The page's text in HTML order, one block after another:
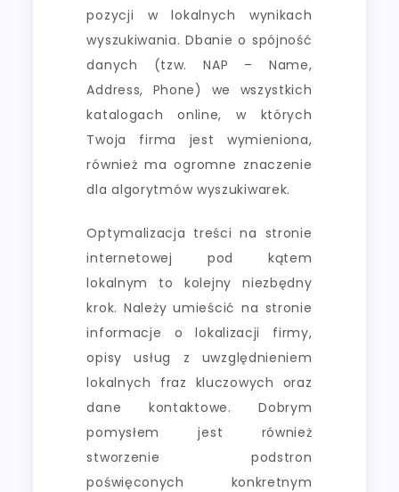
pozycji w lokalnych wynikach
wyszukiwania. Dbanie o spójność
danych (tzw. NAP – Name,
Address, Phone) we wszystkich
katalogach online, w których
Twoja firma jest wymieniona,
również ma ogromne znaczenie
dla algorytmów wyszukiwarek.
Optymalizacja treści na stronie
internetowej pod kątem
lokalnym to kolejny niezbędny
krok. Należy umieścić na stronie
informacje o lokalizacji firmy,
opisy usług z uwzględnieniem
lokalnych fraz kluczowych oraz
dane kontaktowe. Dobrym
pomysłem jest również
stworzenie podstron
poświęconych konkretnym